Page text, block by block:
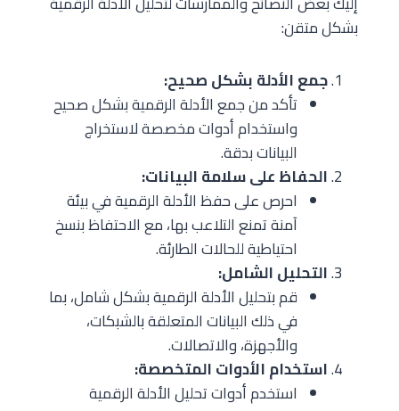
بشكل متقن:
جمع الأدلة بشكل صحيح:
تأكد من جمع الأدلة الرقمية بشكل صحيح
واستخدام أدوات مخصصة لاستخراج
البيانات بدقة.
الحفاظ على سلامة البيانات:
احرص على حفظ الأدلة الرقمية في بيئة
آمنة تمنع التلاعب بها، مع الاحتفاظ بنسخ
احتياطية للحالات الطارئة.
التحليل الشامل:
قم بتحليل الأدلة الرقمية بشكل شامل، بما
في ذلك البيانات المتعلقة بالشبكات،
والأجهزة، والاتصالات.
استخدام الأدوات المتخصصة:
استخدم أدوات تحليل الأدلة الرقمية